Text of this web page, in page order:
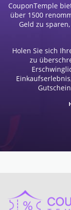
CouponTemple
über 1500
Geld zu
Holen Sie sich
zu